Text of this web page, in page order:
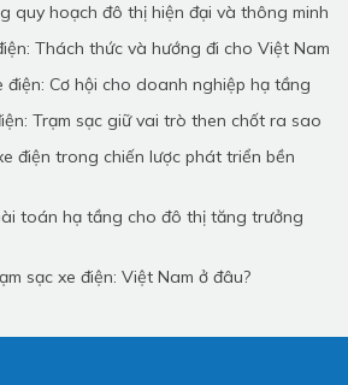
quy hoạch đô thị hiện đại và thông minh
Thách thức và hướng đi cho Việt Nam
Cơ hội cho doanh nghiệp hạ tầng
Trạm sạc giữ vai trò then chốt ra sao
điện trong chiến lược phát triển bền
toán hạ tầng cho đô thị tăng trưởng
sạc xe điện: Việt Nam ở đâu?